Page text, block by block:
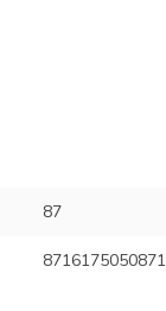
87
8716175050871